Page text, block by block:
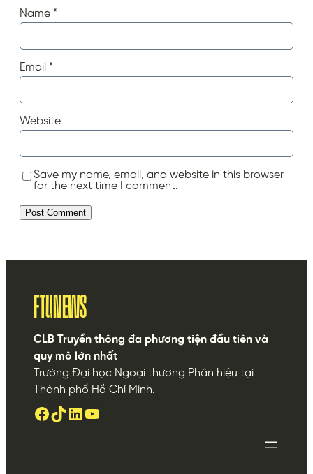
Name *
Email *
Website
Save my name, email, and website in this browser
for the next time I comment.
FTUNEWS
CLB Truyền thông đa phương tiện đầu tiên và
quy mô lớn nhất
Trường Đại học Ngoại thương Phân hiệu tại
Thành phố Hồ Chí Minh.